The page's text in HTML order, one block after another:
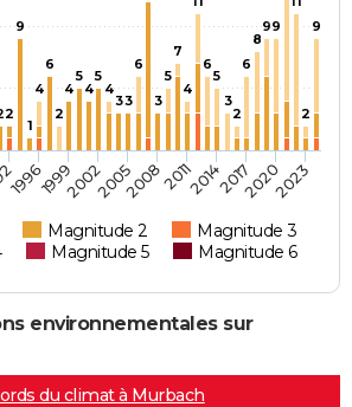
2
9
1
4
6
2
4
5
4
5
4
33
6
3
5
7
4
6
5
3
2
6
8
99
2
9
Magnitude 2
Magnitude 3
Magnitude 5 Magnitude 6
1996199920022005200820112014201720202023
environnementales sur
du climat à Murbach